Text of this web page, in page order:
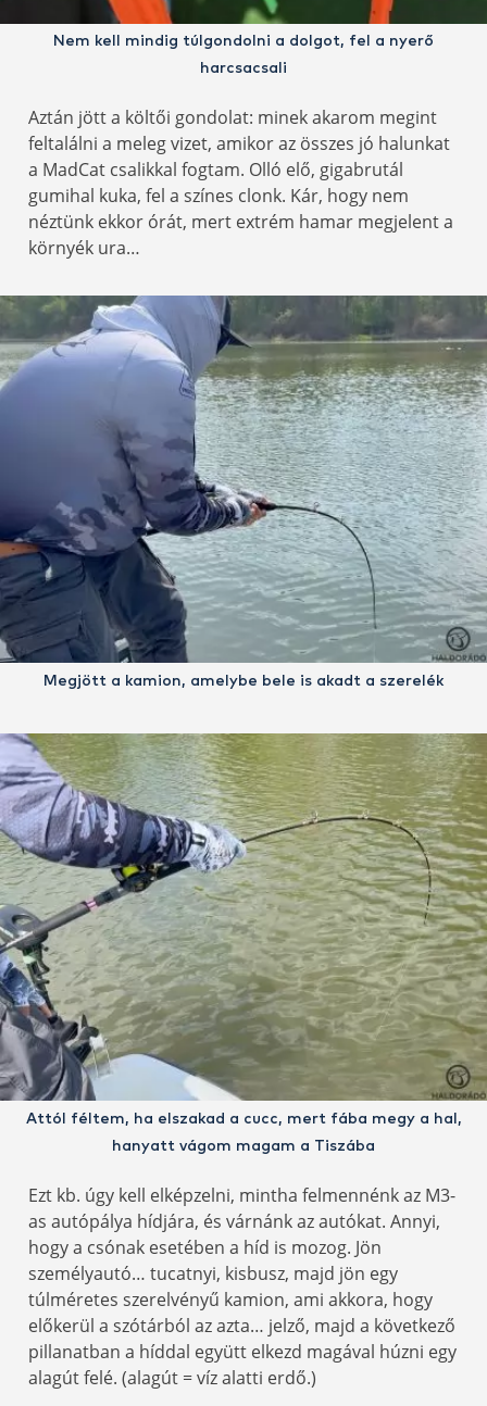
Nem kell mindig túlgondolni a dolgot, fel a nyerő
harcsacsali
Aztán jött a költői gondolat: minek akarom megint
feltalálni a meleg vizet, amikor az összes jó halunkat
a MadCat csalikkal fogtam. Olló elő, gigabrutál
gumihal kuka, fel a színes clonk. Kár, hogy nem
néztünk ekkor órát, mert extrém hamar megjelent a
környék ura…
Megjött a kamion, amelybe bele is akadt a szerelék
Attól féltem, ha elszakad a cucc, mert fába megy a hal,
hanyatt vágom magam a Tiszába
Ezt kb. úgy kell elképzelni, mintha felmennénk az M3-
as autópálya hídjára, és várnánk az autókat. Annyi,
hogy a csónak esetében a híd is mozog. Jön
személyautó… tucatnyi, kisbusz, majd jön egy
túlméretes szerelvényű kamion, ami akkora, hogy
előkerül a szótárból az azta… jelző, majd a következő
pillanatban a híddal együtt elkezd magával húzni egy
alagút felé. (alagút = víz alatti erdő.)